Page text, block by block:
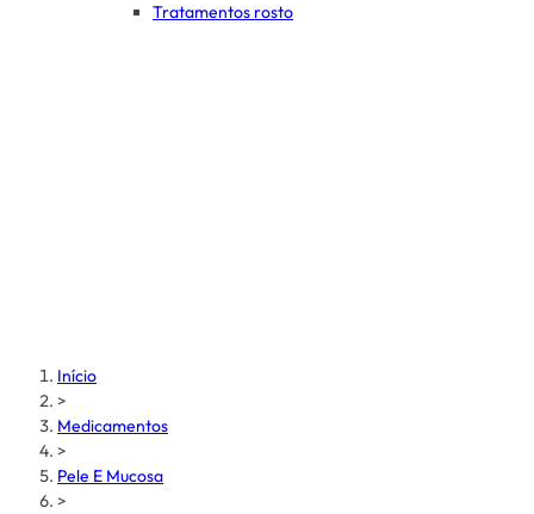
Tratamentos rosto
Início
>
Medicamentos
>
Pele E Mucosa
>